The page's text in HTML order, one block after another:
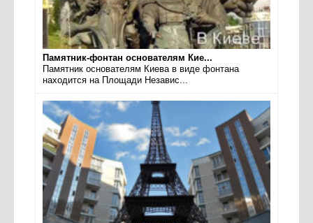
Памятник-фонтан основателям Кие...
Памятник основателям Киева в виде фонтана
находится на Площади Независ...